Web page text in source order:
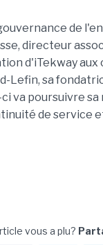
de
directeur
d'iTekway aux
Lefin, sa
va poursuivre sa
de service
vous a plu?